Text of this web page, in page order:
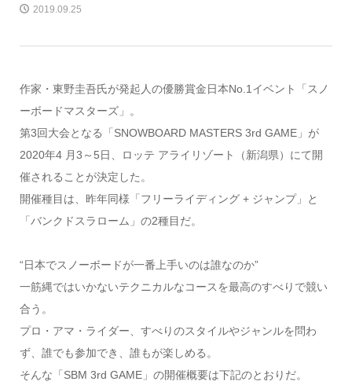
2019.09.25
作家・東野圭吾氏が発起人の優勝賞金日本No.1イベント「スノ
ーボードマスターズ」。
第3回大会となる「SNOWBOARD MASTERS 3rd GAME」が
2020年4 月3～5日、ロッテ アライリゾート（新潟県）にて開
催されることが決定した。
開催種目は、昨年同様「フリーライディング + ジャンプ」と
「バンクドスラローム」の2種目だ。
“日本でスノーボードが一番上手いのは誰なのか”
一筋縄ではいかないテクニカルなコースを最高のすべりで競い
合う。
プロ・アマ・ライダー、すべりのスタイルやジャンルを問わ
ず、誰でも参加でき、誰もが楽しめる。
そんな「SBM 3rd GAME」の開催概要は下記のとおりだ。